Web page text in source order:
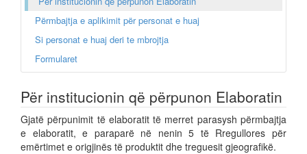
Përmbajtja e aplikimit për personat e huaj
Si personat e huaj deri te mbrojtja
Formularet
Për institucionin që përpunon Elaboratin
Gjatë përpunimit të elaboratit të merret parasysh përmbajtja
e elaboratit, e paraparë në nenin 5 të Rregullores për
emërtimet e origjinës të produktit dhe treguesit gjeografikë.